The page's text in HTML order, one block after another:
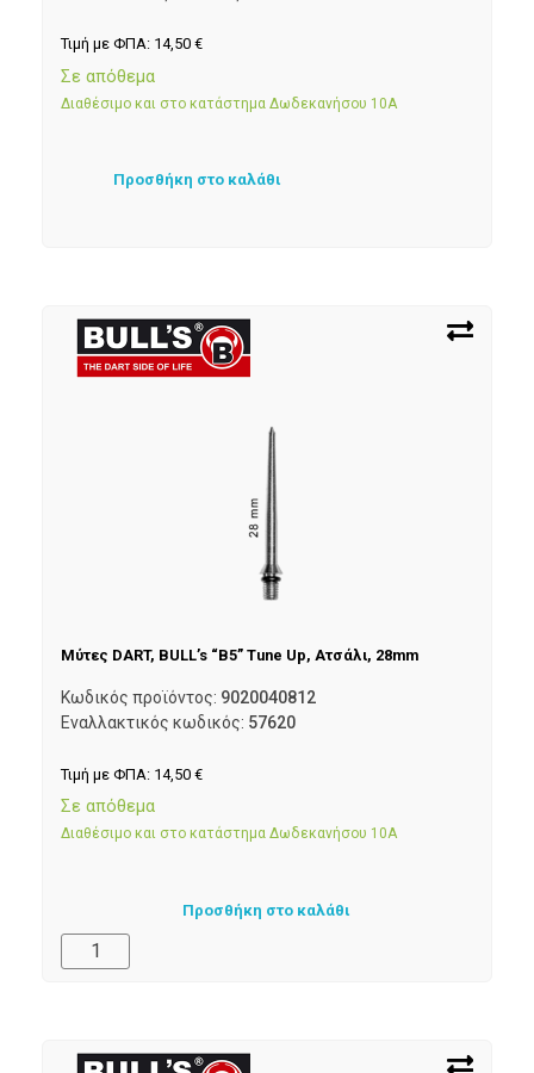
Τιμή με ΦΠΑ: 14,50 €
Σε απόθεμα
Διαθέσιμο και στο κατάστημα Δωδεκανήσου 10Α
Προσθήκη στο καλάθι
Μύτες DART, BULL’s “B5” Tune Up, Ατσάλι, 28mm
Κωδικός προϊόντος: 9020040812
Εναλλακτικός κωδικός: 57620
Τιμή με ΦΠΑ: 14,50 €
Σε απόθεμα
Διαθέσιμο και στο κατάστημα Δωδεκανήσου 10Α
Προσθήκη στο καλάθι